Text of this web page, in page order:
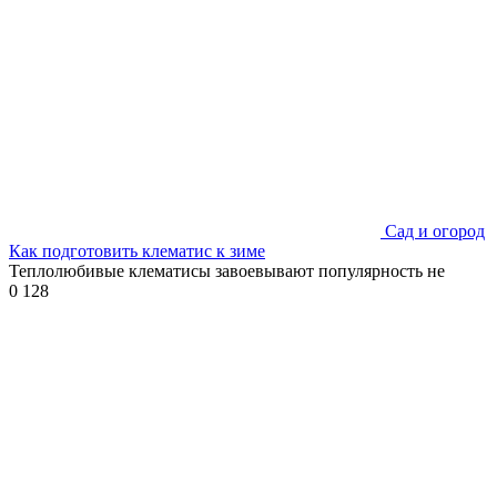
Сад и огород
Как подготовить клематис к зиме
Теплолюбивые клематисы завоевывают популярность не
0 128